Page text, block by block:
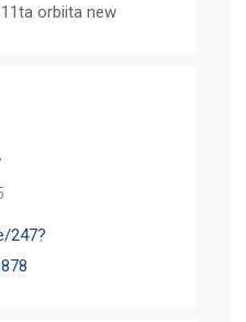
orbiita new
247?